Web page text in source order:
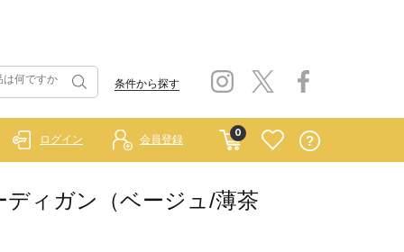
条件から探す
0
ログイン 会員登録
ディガン（ベージュ/薄茶